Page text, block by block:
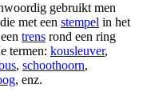
gebruikt men
met een stempel in het
trens rond een ring
termen: kousleuver,
, schoothoorn,
, enz.